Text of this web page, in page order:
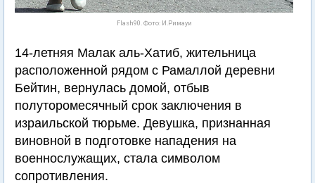
Flash90. Фото: И.Римауи
14-летняя Малак аль-Хатиб, жительница
расположенной рядом с Рамаллой деревни
Бейтин, вернулась домой, отбыв
полуторомесячный срок заключения в
израильской тюрьме. Девушка, признанная
виновной в подготовке нападения на
военнослужащих, стала символом
сопротивления.